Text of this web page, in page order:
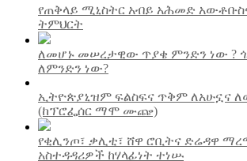
የጠቅላይ ሚኒስትር አብይ አሕመድ
ትምህርት
ለመሆኑ መሠረታዊው ጥያቄ ምንድን ነው ?
ለምንድን ነው?
ኢትዮጵያኒዝም ፍልስፍና ጥቅም ለአሁኗና
(ከፕሮፌሰር ማሞ ሙጬ)
የቂሊንጦ፣ ቃሊቲ፣ ሸዋ ሮቢትና ድሬዳዋ
አስተዳዳሪዎች ከሃላፊነት ተነሡ